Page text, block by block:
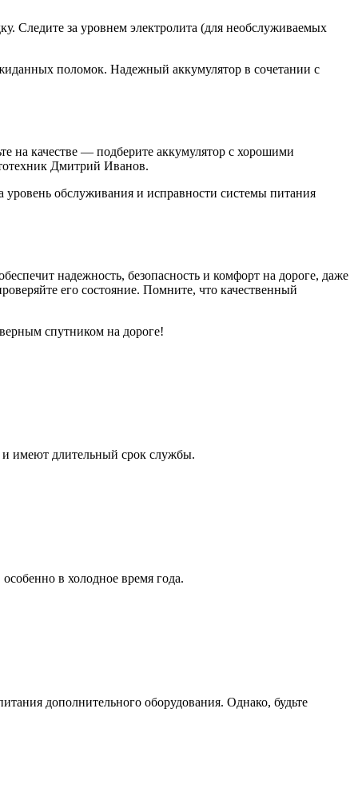
Следите за уровнем электролита (для необслуживаемых
поломок. Надежный аккумулятор в сочетании с
на качестве — подберите аккумулятор с хорошими
Дмитрий Иванов.
уровень обслуживания и исправности системы питания
надежность, безопасность и комфорт на дороге, даже
его состояние. Помните, что качественный
спутником на дороге!
и имеют длительный срок службы.
в холодное время года.
дополнительного оборудования. Однако, будьте